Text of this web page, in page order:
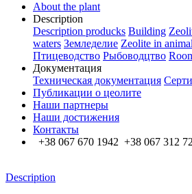
About the plant
Description
Description producks Building
waters Земледелие Zeolite in
Птицеводство Рыбоводцтво
Документация
Техническая документация
Публикации о цеолите
Наши партнеры
Наши достижения
Контакты
+38 067 670 1942 +38 067 312
Description